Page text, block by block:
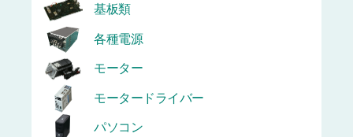
基板類
各種電源
モーター
モータードライバー
パソコン